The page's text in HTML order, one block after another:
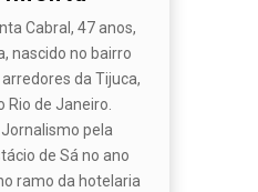
Cabral, 47 anos,
nascido no bairro
da Tijuca,
Rio de Janeiro.
pela
de Sá no ano
ramo da hotelaria